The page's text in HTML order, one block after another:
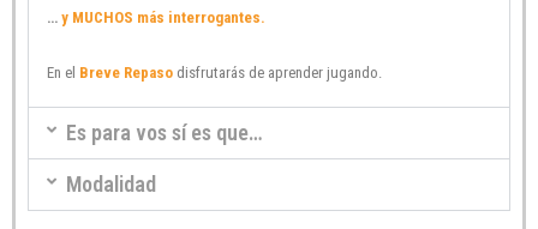
… y MUCHOS más interrogantes.
En el Breve Repaso disfrutarás de aprender jugando.
Es para vos sí es que…
Modalidad